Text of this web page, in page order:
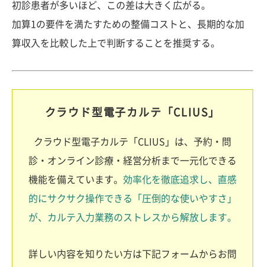
初診患者が多いほど、この差は大きく広がる。
加算1の要件を満たすための整備コストと、長期的な加
算収入を比較した上で判断することを推奨する。
クラウド型電子カルテ「CLIUS」
クラウド型電子カルテ「CLIUS」は、予約・問
診・オンライン診療・経営分析まで一元化できる
機能を備えています。 効率化を徹底追求し、直感
的にサクサク操作できる「圧倒的な使いやすさ」
が、カルテ入力業務のストレスから解放します。
詳しい内容を知りたい方は下記フォームからお問